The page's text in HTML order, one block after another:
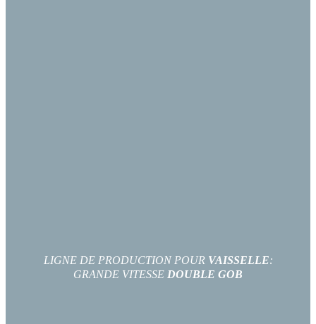
LIGNE DE PRODUCTION POUR VAISSELLE:
GRANDE VITESSE DOUBLE GOB